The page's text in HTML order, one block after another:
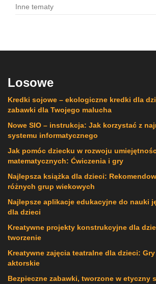
Inne tematy
Losowe
Kredki sojowe – ekologiczne kredki dla
zabawki dla Twojego malucha
Nowe SIO – instrukcja: Jak korzystać z
systemu informatycznego
Jak pomóc dziecku w rozwoju
matematycznych: Ćwiczenia i gry
Najlepsza książka dla dzieci:
różnych grup wiekowych
Najlepsze aplikacje edukacyjne do nauki
dla dzieci
Kreatywne projekty konstrukcyjne dla
tworzenie
Kreatywne zajęcia teatralne dla dzieci:
aktorskie
Bezpieczne zabawki, tworzone w etyczny